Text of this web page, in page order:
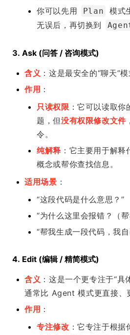
你可以先用
Plan
模式
无误后，再切换到
3. Ask (问答 / 咨询模式)
含义 ：这是最安全的“聊天”模
作用 ：
只读权限 ：它可以读取
题，但没有权限修改文件
令。
纯解释 ：它主要用于解
概念或帮你查找信息。
适用场景 ：
“这段代码是什么意思？”
“为什么这里会报错？（
“帮我生成一段代码，我
4. Edit (编辑 / 精简模式)
含义 ：这是一个更专注于“具
通常比 Agent 模式更直接、
作用 ：
专注修改 ：它专注于根